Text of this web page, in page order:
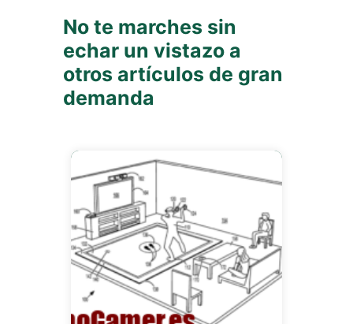
No te marches sin
echar un vistazo a
otros artículos de gran
demanda